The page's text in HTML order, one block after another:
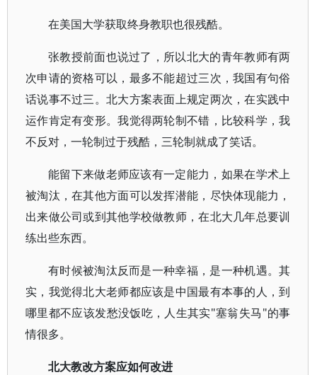
在美国大学获取终身教职也很残酷。
张教授前面也说过了，所以北大的青年教师有两
次申请的资格可以，最多不能超过三次，我国有句俗
话说事不过三。北大方案表面上规定两次，在实践中
运作肯定有变形。我觉得两轮制不错，比较科学，我
不反对，一轮制过于残酷，三轮制就成了笑话。
能留下来做老师应该有一定能力，如果在学术上
被淘汰，在其他方面可以发挥潜能，尽快体现能力，
出来做公司或到其他学校做教师，在北大几年总要训
练出些东西。
有时候被淘汰反而是一种幸福，是一种机遇。其
实，我觉得北大老师都应该是中国最有本事的人，到
哪里都不应该发愁没饭吃，人生其实"塞翁失马"的事
情很多。
北大教改方案应如何改进